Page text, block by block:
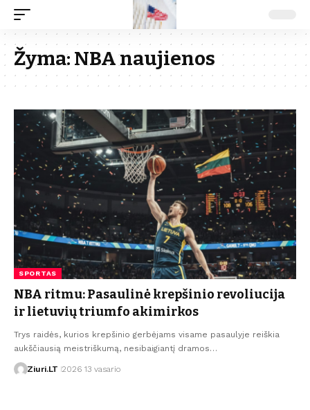
Žyma: NBA naujienos
SPORTAS
NBA ritmu: Pasaulinė krepšinio revoliucija
ir lietuvių triumfo akimirkos
Trys raidės, kurios krepšinio gerbėjams visame pasaulyje reiškia
aukščiausią meistriškumą, nesibaigiantį dramos…
Ziuri.LT 2026 13 vasario